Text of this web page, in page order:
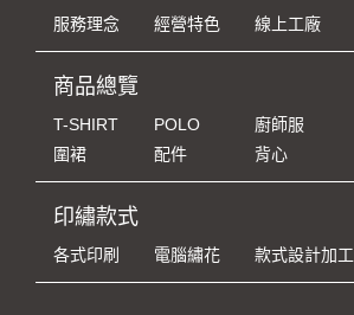
服務理念 經營特色 線上工廠
商品總覽
T-SHIRT POLO 廚師服
圍裙
配件 背心
印繡款式
各式印刷 電腦繡花 款式設計加工